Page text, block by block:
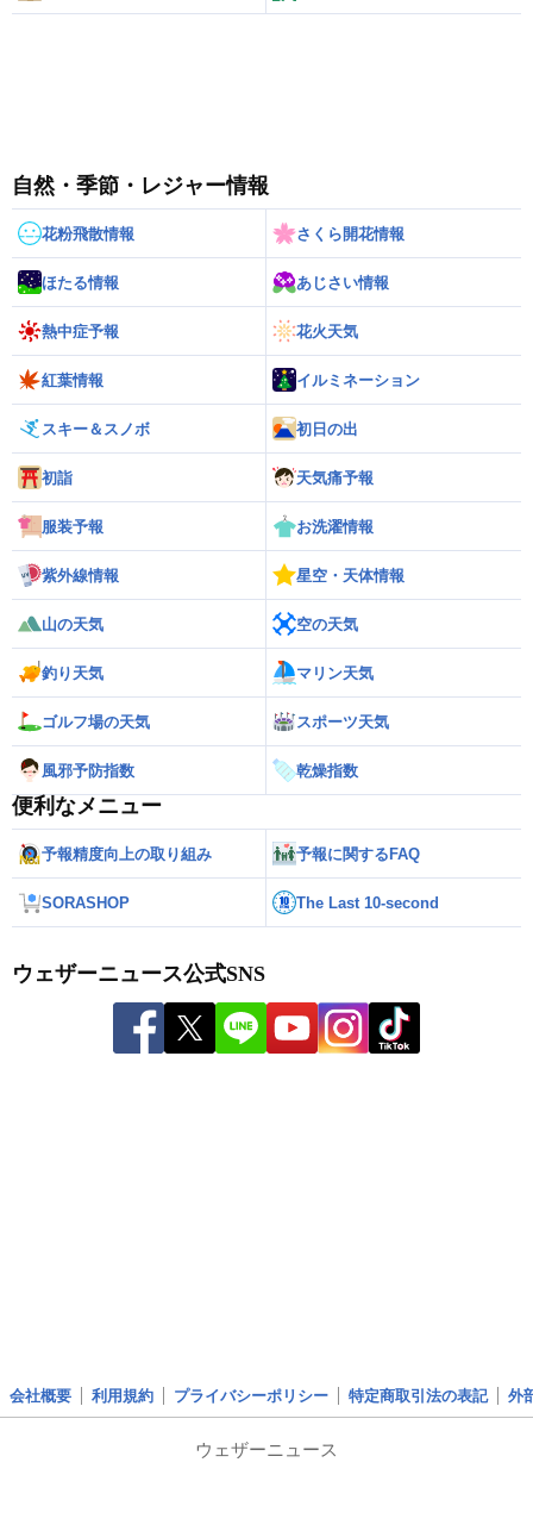
自然・季節・レジャー情報
花粉飛散情報 さくら開花情報
ほたる情報 あじさい情報
熱中症予報 花火天気
紅葉情報 イルミネーション
スキー＆スノボ 初日の出
初詣 天気痛予報
服装予報 お洗濯情報
紫外線情報 星空・天体情報
山の天気 空の天気
釣り天気 マリン天気
ゴルフ場の天気 スポーツ天気
風邪予防指数 乾燥指数
便利なメニュー
予報精度向上の取り組み 予報に関するFAQ
SORASHOP The Last 10-second
ウェザーニュース公式SNS
会社概要 利用規約 プライバシーポリシー 特定商取引法の表記 外
ウェザーニュース